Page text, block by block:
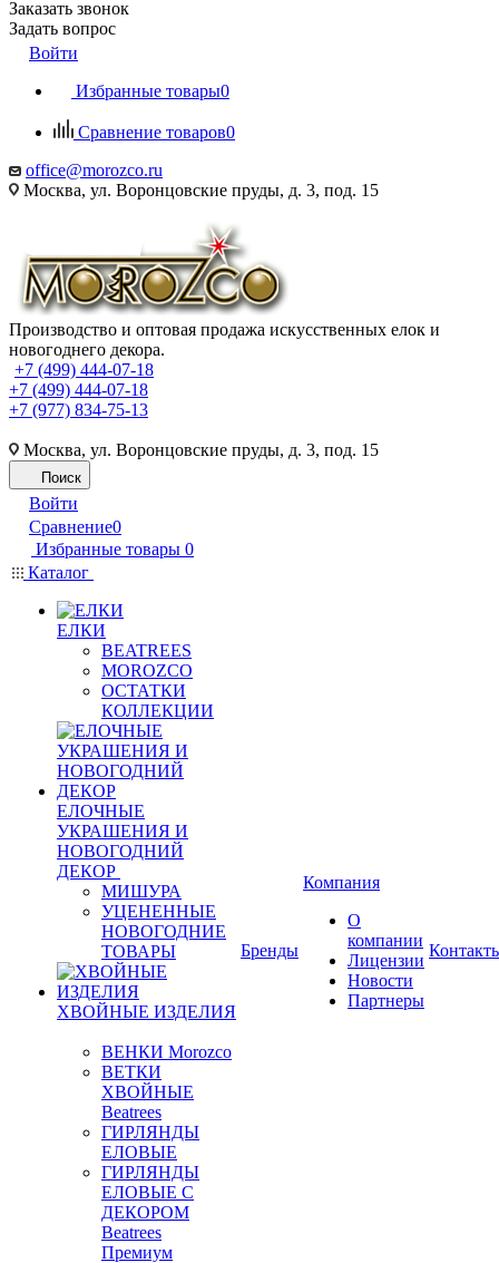
Заказать звонок
Задать вопрос
Войти
Избранные товары0
Сравнение товаров0
office@morozco.ru
Москва, ул. Воронцовские пруды, д. 3, под. 15
Производство и оптовая продажа искусственных елок и
новогоднего декора.
+7 (499) 444-07-18
+7 (499) 444-07-18
+7 (977) 834-75-13
Москва, ул. Воронцовские пруды, д. 3, под. 15
Поиск
Войти
Сравнение0
Избранные товары 0
Каталог
ЕЛКИ
BEATREES
MOROZCO
ОСТАТКИ
КОЛЛЕКЦИИ
ЕЛОЧНЫЕ
УКРАШЕНИЯ И
НОВОГОДНИЙ
ДЕКОР
МИШУРА
УЦЕНЕННЫЕ
НОВОГОДНИЕ
ТОВАРЫ
ХВОЙНЫЕ ИЗДЕЛИЯ
ВЕНКИ Morozco
ВЕТКИ
ХВОЙНЫЕ
Beatrees
ГИРЛЯНДЫ
ЕЛОВЫЕ
ГИРЛЯНДЫ
ЕЛОВЫЕ С
ДЕКОРОМ
Beatrees
Премиум
Бренды
Компания
О
компании
Лицензии
Новости
Партнеры